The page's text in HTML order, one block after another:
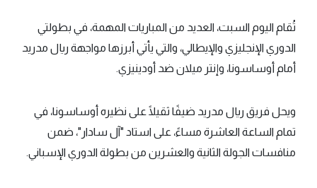
تُقام اليوم السبت، العديد من المباريات المهمة، في بطولتي
الدوري الإنجليزي والإيطالي، والتي يأتي أبرزها مواجهة ريال مدريد
أمام أوساسونا، وإنتر ميلان ضد أودينيزي.
ويحل فريق ريال مدريد ضيفًا ثقيلًا على نظيره أوساسونا، في
تمام الساعة العاشرة مساءً، على استاد "آل سادار"، ضمن
منافسات الجولة الثانية والعشرين من بطولة الدوري الإسباني.